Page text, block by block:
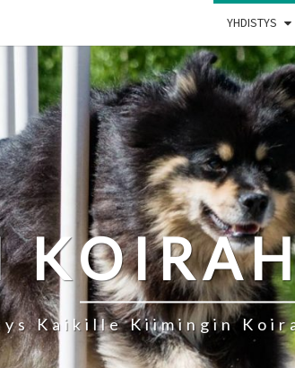
YHDISTYS
Kaikille Kiimingin